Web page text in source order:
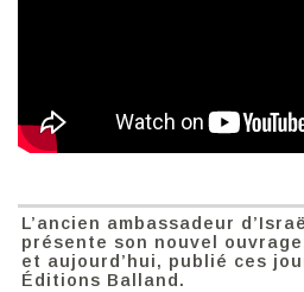
L’ancien ambassadeur
présente son nouvel
et aujourd’hui, publié ces
Éditions Balland.